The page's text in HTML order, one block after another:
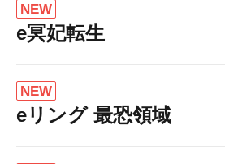
NEW
e冥妃転生
NEW
eリング 最恐領域